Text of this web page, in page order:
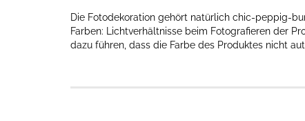
Die Fotodekoration gehört natürlich chic-peppig-
Farben: Lichtverhältnisse beim Fotografieren der
dazu führen, dass die Farbe des Produktes nicht